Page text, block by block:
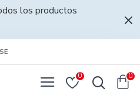
los productos
0 0